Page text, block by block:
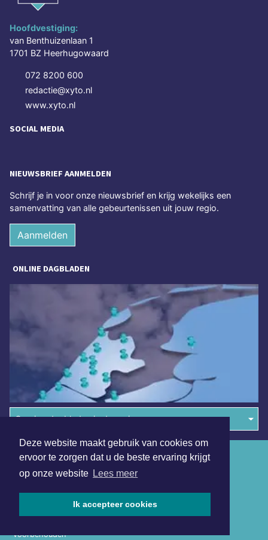
Deze website maakt gebruik van cookies om
ervoor te zorgen dat u de beste ervaring krijgt
op onze website Lees meer
Ik accepteer cookies
Hoofdvestiging:
van Benthuizenlaan 1
1701 BZ Heerhugowaard
072 8200 600
redactie@xyto.nl
www.xyto.nl
SOCIAL MEDIA
NIEUWSBRIEF AANMELDEN
Schrijf je in voor onze nieuwsbrief en krijg wekelijks een
samenvatting van alle gebeurtenissen uit jouw regio.
Aanmelden
ONLINE DAGBLADEN
Overige dagbladen in de regio
voorbehouden
Algemene voorwaarden
Disclaimer